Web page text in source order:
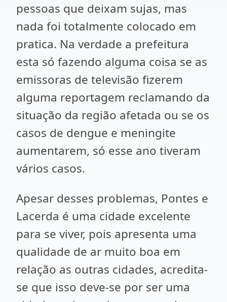
pessoas que deixam sujas, mas
nada foi totalmente colocado em
pratica. Na verdade a prefeitura
esta só fazendo alguma coisa se as
emissoras de televisão fizerem
alguma reportagem reclamando da
situação da região afetada ou se os
casos de dengue e meningite
aumentarem, só esse ano tiveram
vários casos.
Apesar desses problemas, Pontes e
Lacerda é uma cidade excelente
para se viver, pois apresenta uma
qualidade de ar muito boa em
relação as outras cidades, acredita-
se que isso deve-se por ser uma